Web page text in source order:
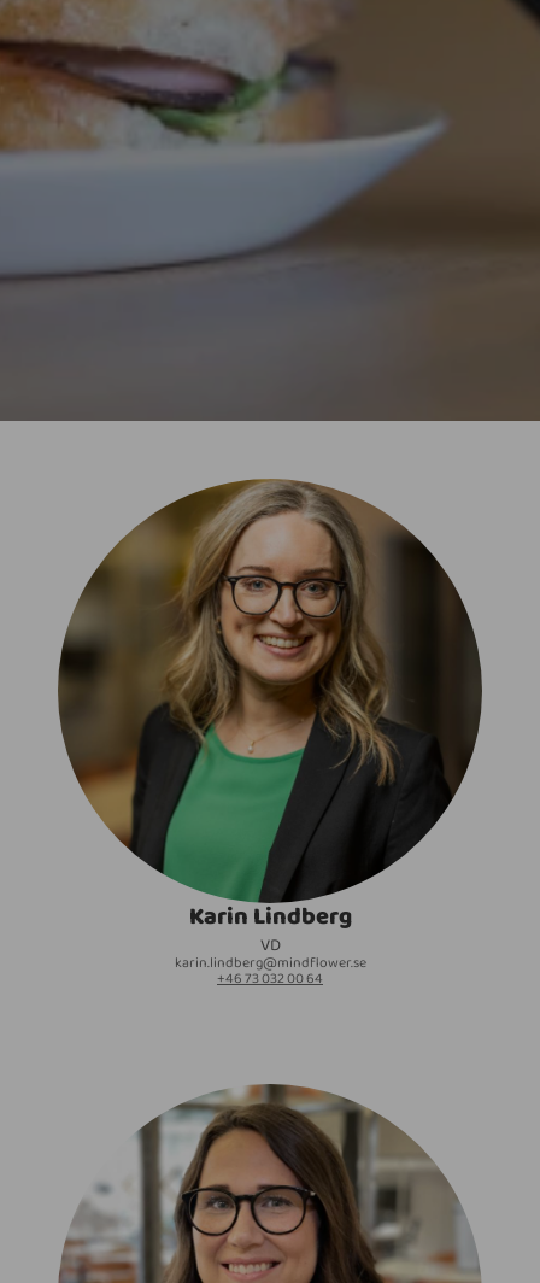
Karin Lindberg
VD
karin.lindberg@mindflower.se
+46 73 032 00 64